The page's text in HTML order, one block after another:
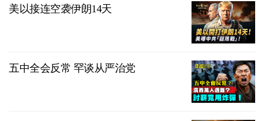
美以接连空袭伊朗14天
五中全会反常 罕谈从严治党